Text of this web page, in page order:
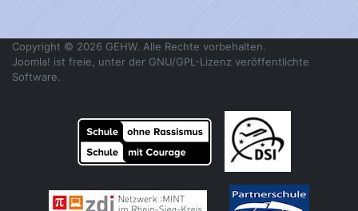
Copyright © 2026 GEHW. Alle Rechte vorbehalten.
Joomla! ist freie, unter der GNU/GPL-Lizenz veröffentlichte
Software.